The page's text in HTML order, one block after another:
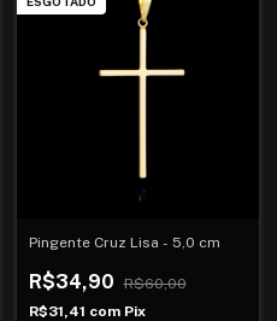
Pingente Cruz Lisa - 5,0 cm
R$34,90
R$60,00
R$31,41 com Pix